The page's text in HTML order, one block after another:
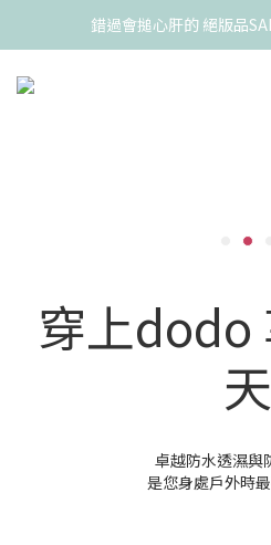
錯過會搥心肝的 絕版品
穿上dodo
天
卓越防水透濕與
是您身處戶外時